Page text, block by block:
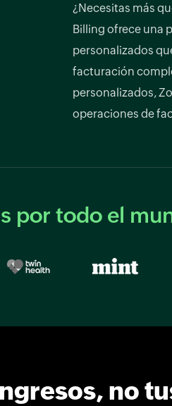
¿Necesitas más
Billing ofrece una
personalizados
facturación
personalizados,
operaciones de
por todo el
no